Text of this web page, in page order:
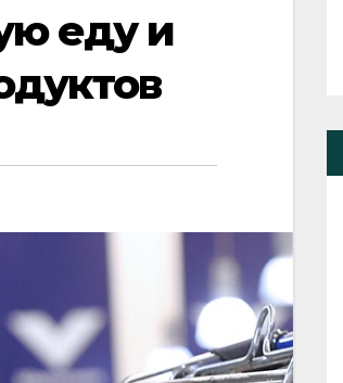
еду и